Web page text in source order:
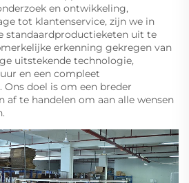
en ontwikkeling,
tot klantenservice, zijn we in
standaardproductieketen uit te
erkenning gekregen van
uitstekende technologie,
en een compleet
doel is om een breder
te handelen om aan alle wensen